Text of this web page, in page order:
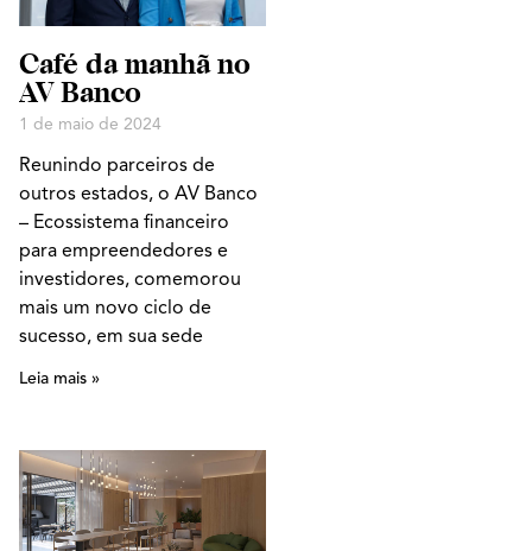
Café da manhã no
AV Banco
1 de maio de 2024
Reunindo parceiros de
outros estados, o AV Banco
– Ecossistema financeiro
para empreendedores e
investidores, comemorou
mais um novo ciclo de
sucesso, em sua sede
Leia mais »